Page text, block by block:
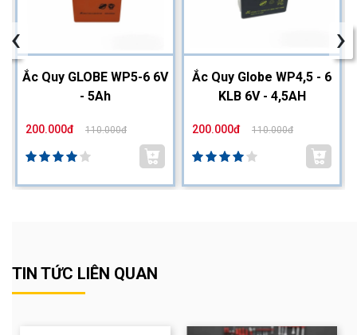
Ắc Quy GLOBE WP5-6 6V
- 5Ah
200.000đ 110.000đ
Ắc Quy Globe WP4,5 - 6
KLB 6V - 4,5AH
200.000đ 110.000đ
‹ ›
TIN TỨC LIÊN QUAN